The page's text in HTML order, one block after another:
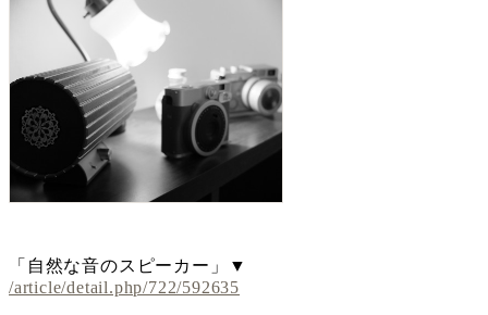
「自然な音のスピーカー」▼
/article/detail.php/722/592635